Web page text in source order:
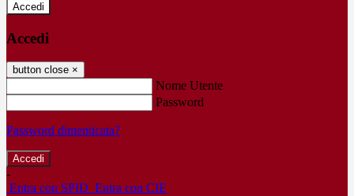
Accedi
Accedi
button close ×
Nome Utente
Password
Password dimenticata?
-
Entra con SPID Entra con CIE